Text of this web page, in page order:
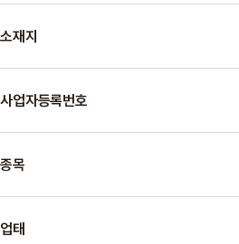
소재지
사업자등록번호
종목
업태